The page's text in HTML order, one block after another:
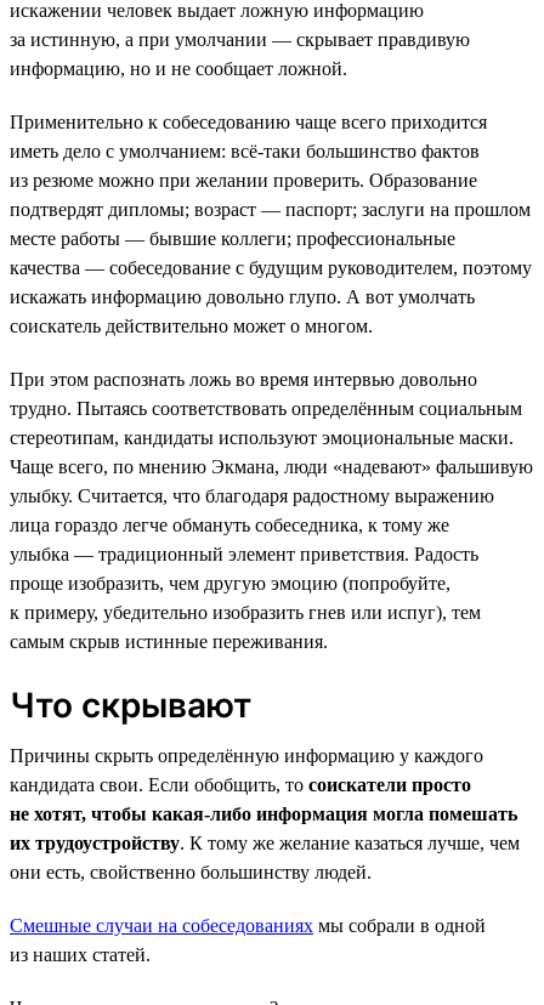
искажении человек выдает ложную информацию
за истинную, а при умолчании — скрывает правдивую
информацию, но и не сообщает ложной.
Применительно к собеседованию чаще всего приходится
иметь дело с умолчанием: всё-таки большинство фактов
из резюме можно при желании проверить. Образование
подтвердят дипломы; возраст — паспорт; заслуги на прошлом
месте работы — бывшие коллеги; профессиональные
качества — собеседование с будущим руководителем, поэтому
искажать информацию довольно глупо. А вот умолчать
соискатель действительно может о многом.
При этом распознать ложь во время интервью довольно
трудно. Пытаясь соответствовать определённым социальным
стереотипам, кандидаты используют эмоциональные маски.
Чаще всего, по мнению Экмана, люди «надевают» фальшивую
улыбку. Считается, что благодаря радостному выражению
лица гораздо легче обмануть собеседника, к тому же
улыбка — традиционный элемент приветствия. Радость
проще изобразить, чем другую эмоцию (попробуйте,
к примеру, убедительно изобразить гнев или испуг), тем
самым скрыв истинные переживания.
Что скрывают
Причины скрыть определённую информацию у каждого
кандидата свои. Если обобщить, то соискатели просто
не хотят, чтобы какая-либо информация могла помешать
их трудоустройству. К тому же желание казаться лучше, чем
они есть, свойственно большинству людей.
Смешные случаи на собеседованиях мы собрали в одной
из наших статей.